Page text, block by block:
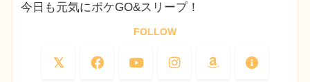
今日も元気にポケGO&スリープ！
FOLLOW